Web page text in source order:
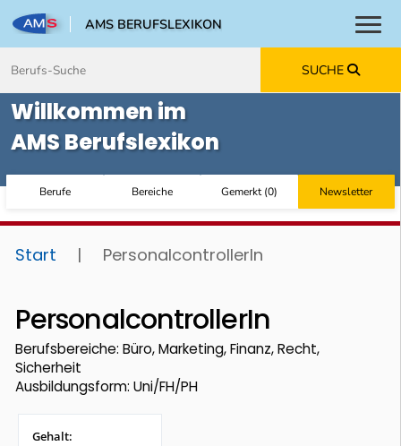
AMS BERUFSLEXIKON
SUCHE
Willkommen im
AMS Berufslexikon
Berufe Bereiche Gemerkt(0) Newsletter
Start | PersonalcontrollerIn
PersonalcontrollerIn
Berufsbereiche: Büro, Marketing, Finanz, Recht,
Sicherheit
Ausbildungsform: Uni/FH/PH
Gehalt: